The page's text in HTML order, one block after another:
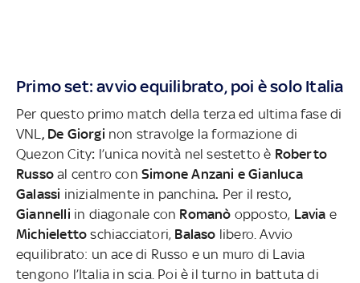
Primo set: avvio equilibrato, poi è solo Italia
Per questo primo match della terza ed ultima fase di
VNL, De Giorgi non stravolge la formazione di
Quezon City: l’unica novità nel sestetto è Roberto
Russoal centro con Simone Anzani e Gianluca
Galassi inizialmente in panchina. Per il resto,
Giannelli in diagonale con Romanò opposto, Lavia e
Michielettoschiacciatori, Balaso libero. Avvio
equilibrato: un ace di Russo e un muro di Lavia
tengono l’Italia in scia. Poi è il turno in battuta di